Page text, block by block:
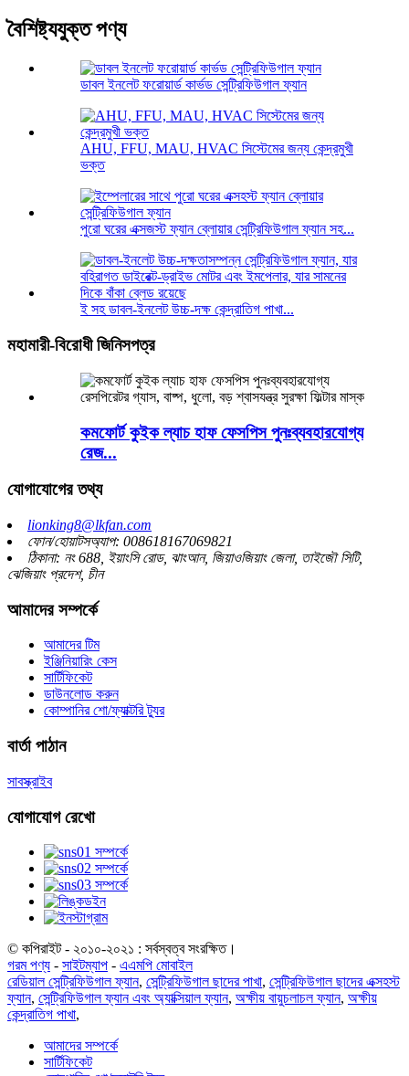
বৈশিষ্ট্যযুক্ত পণ্য
ডাবল ইনলেট ফরোয়ার্ড কার্ভড সেন্ট্রিফিউগাল ফ্যান
AHU, FFU, MAU, HVAC সিস্টেমের জন্য কেন্দ্রমুখী
ভক্ত
পুরো ঘরের এক্সজস্ট ফ্যান ব্লোয়ার সেন্ট্রিফিউগাল ফ্যান সহ...
ই সহ ডাবল-ইনলেট উচ্চ-দক্ষ কেন্দ্রাতিগ পাখা...
মহামারী-বিরোধী জিনিসপত্র
কমফোর্ট কুইক ল্যাচ হাফ ফেসপিস পুনঃব্যবহারযোগ্য
রেজ...
যোগাযোগের তথ্য
lionking8@lkfan.com
ফোন/হোয়াটসঅ্যাপ: 008618167069821
ঠিকানা: নং 688, ইয়াংসি রোড, ঝাংআন, জিয়াওজিয়াং জেলা, তাইজৌ সিটি,
ঝেজিয়াং প্রদেশ, চীন
আমাদের সম্পর্কে
আমাদের টিম
ইঞ্জিনিয়ারিং কেস
সার্টিফিকেট
ডাউনলোড করুন
কোম্পানির শো/ফ্যাক্টরি ট্যুর
বার্তা পাঠান
সাবস্ক্রাইব
যোগাযোগ রেখো
© কপিরাইট - ২০১০-২০২১ : সর্বস্বত্ব সংরক্ষিত।
গরম পণ্য - সাইটম্যাপ - এএমপি মোবাইল
রেডিয়াল সেন্ট্রিফিউগাল ফ্যান, সেন্ট্রিফিউগাল ছাদের পাখা, সেন্ট্রিফিউগাল ছাদের এক্সহস্ট
ফ্যান, সেন্ট্রিফিউগাল ফ্যান এবং অ্যাক্সিয়াল ফ্যান, অক্ষীয় বায়ুচলাচল ফ্যান, অক্ষীয়
কেন্দ্রাতিগ পাখা,
আমাদের সম্পর্কে
সার্টিফিকেট